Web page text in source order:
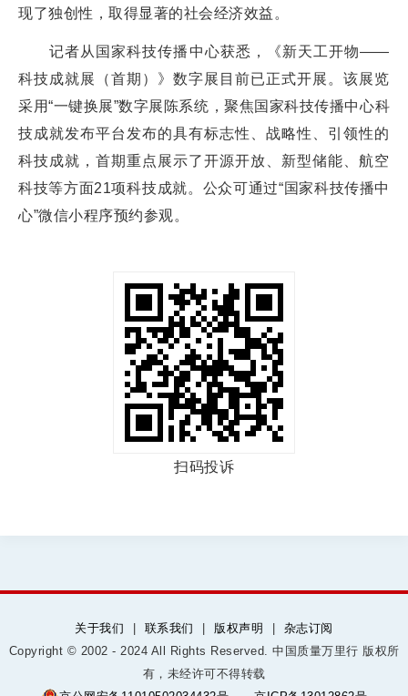
现了独创性，取得显著的社会经济效益。
记者从国家科技传播中心获悉，《新天工开物——
科技成就展（首期）》数字展目前已正式开展。该展览
采用“一键换展”数字展陈系统，聚焦国家科技传播中心科
技成就发布平台发布的具有标志性、战略性、引领性的
科技成就，首期重点展示了开源开放、新型储能、航空
科技等方面21项科技成就。公众可通过“国家科技传播中
心”微信小程序预约参观。
扫码投诉
关于我们 联系我们 版权声明
杂志订阅
Copyright © 2002 - 2024 All Rights Reserved. 中国质量万里行 版权所
有，未经许可不得转载